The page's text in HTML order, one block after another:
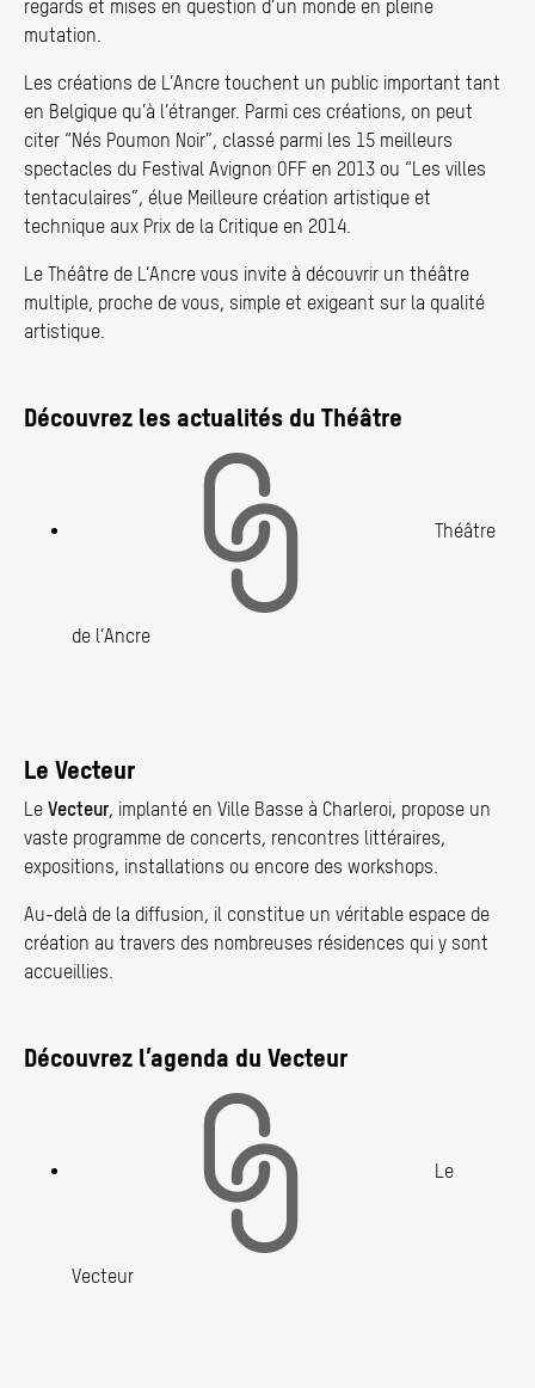
regards et mises en question d’un monde en pleine
mutation.
Les créations de L’Ancre touchent un public important tant
en Belgique qu’à l’étranger. Parmi ces créations, on peut
citer “Nés Poumon Noir”, classé parmi les 15 meilleurs
spectacles du Festival Avignon OFF en 2013 ou “Les villes
tentaculaires”, élue Meilleure création artistique et
technique aux Prix de la Critique en 2014.
Le Théâtre de L’Ancre vous invite à découvrir un théâtre
multiple, proche de vous, simple et exigeant sur la qualité
artistique.
Découvrez les actualités du Théâtre
Théâtre
de l’Ancre
Le Vecteur
Le Vecteur, implanté en Ville Basse à Charleroi, propose un
vaste programme de concerts, rencontres littéraires,
expositions, installations ou encore des workshops.
Au-delà de la diffusion, il constitue un véritable espace de
création au travers des nombreuses résidences qui y sont
accueillies.
Découvrez l’agenda du Vecteur
Le
Vecteur